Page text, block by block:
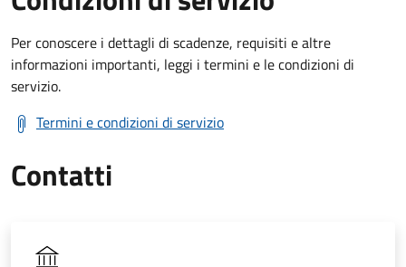
Per conoscere i dettagli di scadenze, requisiti e altre
informazioni importanti, leggi i termini e le condizioni di
servizio.
Termini e condizioni di servizio
Contatti